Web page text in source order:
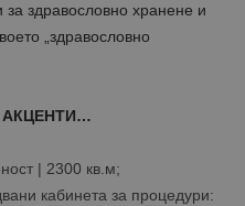
за здравословно хранене и
„здравословно
| 2300 кв.м;
кабинета за процедури: